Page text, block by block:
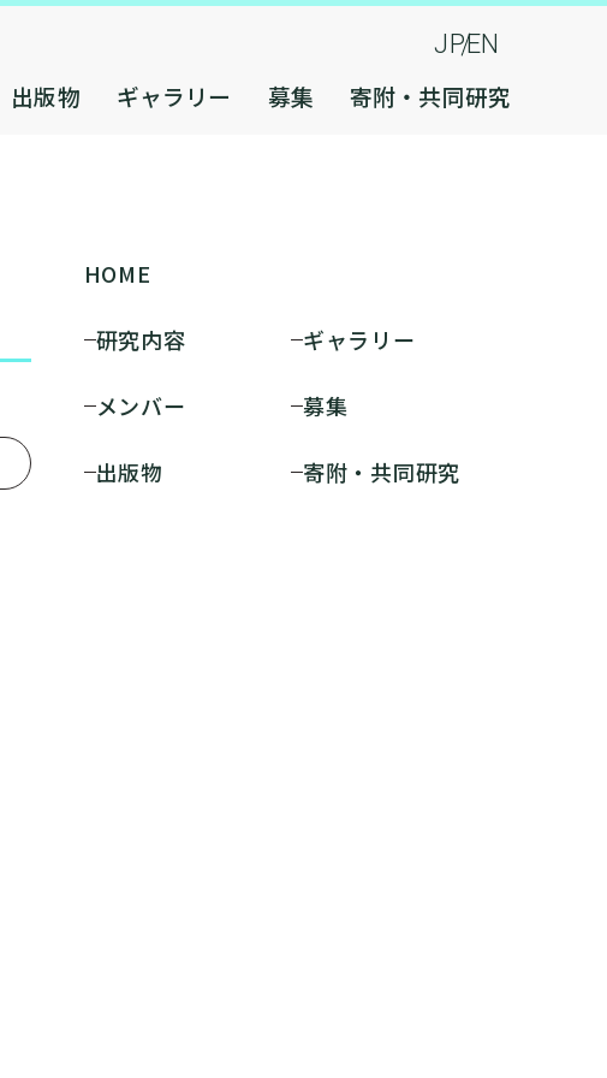
JPEN
出版物 ギャラリー 募集 寄附・共同研究
HOME
研究内容
メンバー
出版物
ギャラリー
募集
寄附・共同研究